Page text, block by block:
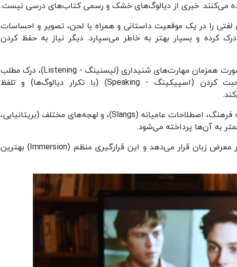
می‌کنند. خبری از دیالوگ‌های خشک و رسمی کتاب‌های درسی نیست.
را در یک موقعیت داستانی و همراه با لحن، تصویر و احساسات
کرده و بسیار بهتر به خاطر می‌سپارد. دیگر نیاز به حفظ کردن
تماشای فعال، به صورت همزمان مهارت‌های شنیداری (لیسنینگ - Listening)، درک مطلب
(ریدینگ - Reading) (از طریق زیرنویس)، صحبت کردن (اسپیکینگ - Speaking) (با تکرار دیالوگ‌ها) و تلفظ
فیلم‌ها پنجره‌ای رو به فرهنگ، اصطلاحات عامیانه (Slangs)، و لهجه‌های مختلف (بریتانیایی،
به آن‌ها پرداخته می‌شود.
پیوستگی تماشای فیلم و سریال، شما را در معرض زبان قرار می‌دهد و این قرارگیری منظم (Immersion) بهترین